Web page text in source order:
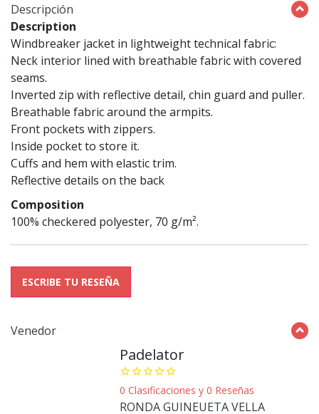
Descripción
Description
Windbreaker jacket in lightweight technical fabric:
Neck interior lined with breathable fabric with covered
seams.
Inverted zip with reflective detail, chin guard and puller.
Breathable fabric around the armpits.
Front pockets with zippers.
Inside pocket to store it.
Cuffs and hem with elastic trim.
Reflective details on the back
Composition
100% checkered polyester, 70 g/m².
ESCRIBE TU RESEÑA
Venedor
Padelator
star_borderstar_borderstar_borderstar_borderstar_border
0 Clasificaciones y 0 Reseñas
RONDA GUINEUETA VELLA